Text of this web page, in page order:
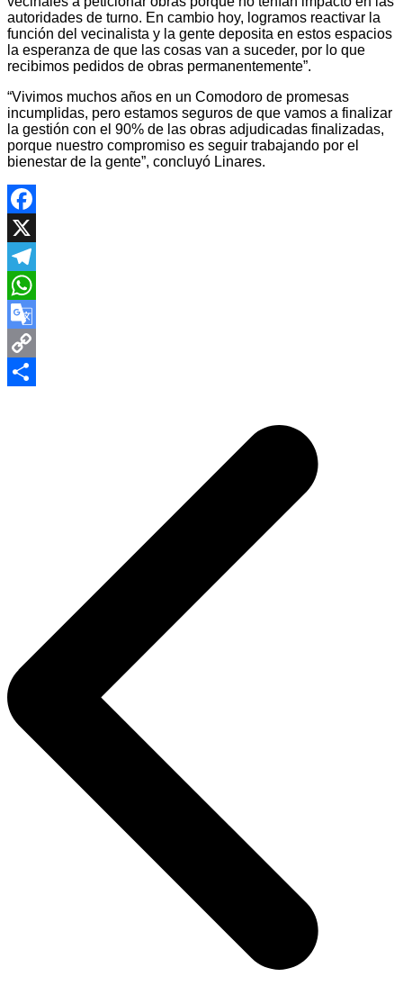
autoridades de turno. En cambio hoy, logramos reactivar la
función del vecinalista y la gente deposita en estos espacios
la esperanza de que las cosas van a suceder, por lo que
recibimos pedidos de obras permanentemente”.
“Vivimos muchos años en un Comodoro de promesas
incumplidas, pero estamos seguros de que vamos a finalizar
la gestión con el 90% de las obras adjudicadas finalizadas,
porque nuestro compromiso es seguir trabajando por el
bienestar de la gente”, concluyó Linares.
Facebook
X
Telegram
WhatsApp
Google
Translate
Copy